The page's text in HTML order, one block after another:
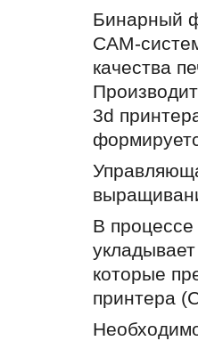
Бинарный
CAM-
качества
3d
В
которые
принтера